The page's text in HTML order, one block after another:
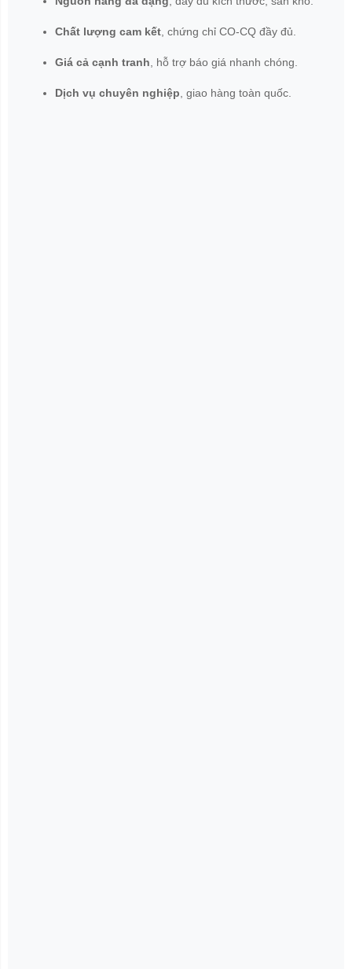
Chất lượng cam kết , chứng chỉ CO-CQ đầy đủ.
Giá cả cạnh tranh , hỗ trợ báo giá nhanh chóng.
Dịch vụ chuyên nghiệp , giao hàng toàn quốc.